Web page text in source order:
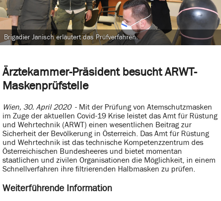
Ärztekammer-Präsident besucht ARWT-
Maskenprüfstelle
Wien, 30. April 2020 - Mit der Prüfung von Atemschutzmasken
im Zuge der aktuellen Covid-19 Krise leistet das Amt für Rüstung
und Wehrtechnik (ARWT) einen wesentlichen Beitrag zur
Sicherheit der Bevölkerung in Österreich. Das Amt für Rüstung
und Wehrtechnik ist das technische Kompetenzzentrum des
Österreichischen Bundesheeres und bietet momentan
staatlichen und zivilen Organisationen die Möglichkeit, in einem
Schnellverfahren ihre filtrierenden Halbmasken zu prüfen.
Weiterführende Information
Brigadier Janisch erläutert das Prüfverfahren.